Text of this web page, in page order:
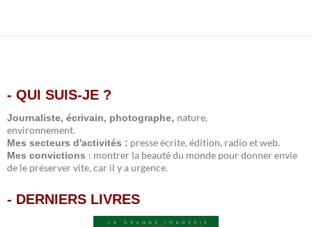
- QUI SUIS-JE ?
Journaliste, écrivain, photographe, nature,
environnement.
Mes secteurs d'activités : presse écrite, édition, radio et web.
Mes convictions : montrer la beauté du monde pour donner envie
de le préserver vite, car il y a urgence.
- DERNIERS LIVRES